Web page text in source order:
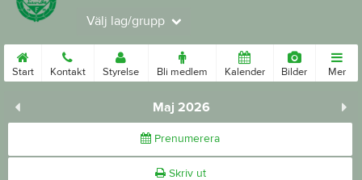
Välj lag/grupp
Start Kontakt Styrelse Bli medlem Kalender Bilder Mer
Maj 2026
Prenumerera
Skriv ut